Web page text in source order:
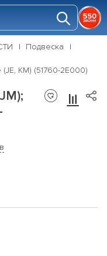
Подвеска
KM) (51760-2E000)